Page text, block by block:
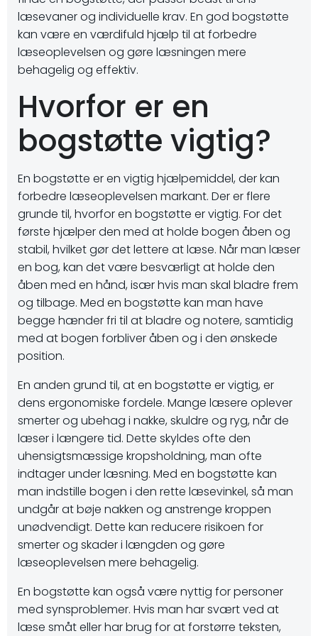
læsevaner og individuelle krav. En god bogstøtte
kan være en værdifuld hjælp til at forbedre
læseoplevelsen og gøre læsningen mere
behagelig og effektiv.
Hvorfor er en
bogstøtte vigtig?
En bogstøtte er en vigtig hjælpemiddel, der kan
forbedre læseoplevelsen markant. Der er flere
grunde til, hvorfor en bogstøtte er vigtig. For det
første hjælper den med at holde bogen åben og
stabil, hvilket gør det lettere at læse. Når man læser
en bog, kan det være besværligt at holde den
åben med en hånd, især hvis man skal bladre frem
og tilbage. Med en bogstøtte kan man have
begge hænder fri til at bladre og notere, samtidig
med at bogen forbliver åben og i den ønskede
position.
En anden grund til, at en bogstøtte er vigtig, er
dens ergonomiske fordele. Mange læsere oplever
smerter og ubehag i nakke, skuldre og ryg, når de
læser i længere tid. Dette skyldes ofte den
uhensigtsmæssige kropsholdning, man ofte
indtager under læsning. Med en bogstøtte kan
man indstille bogen i den rette læsevinkel, så man
undgår at bøje nakken og anstrenge kroppen
unødvendigt. Dette kan reducere risikoen for
smerter og skader i længden og gøre
læseoplevelsen mere behagelig.
En bogstøtte kan også være nyttig for personer
med synsproblemer. Hvis man har svært ved at
læse småt eller har brug for at forstørre teksten,